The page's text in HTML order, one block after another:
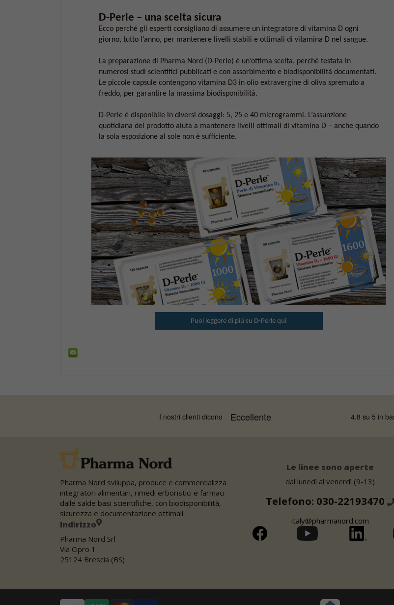
D-Perle – una scelta sicura
Ecco perché gli esperti consigliano di assumere un integratore di vitamina D ogni
giorno, tutto l’anno, per mantenere livelli stabili e ottimali di vitamina D nel sangue.
La preparazione di Pharma Nord (D-Perle) è un’ottima scelta, perché testata in
numerosi studi scientifici pubblicati e con assorbimento e biodisponibilità documentati.
Le piccole capsule contengono vitamina D3 in olio extravergine di oliva spremuto a
freddo, per garantire la massima biodisponibilità.
D-Perle è disponibile in diversi dosaggi: 5, 25 e 40 microgrammi. L’assunzione
quotidiana del prodotto aiuta a mantenere livelli ottimali di vitamina D – anche quando
la sola esposizione al sole non è sufficiente.
Puoi leggere di più su D-Perle qui
Pharma Nord sviluppa, produce e commercializza
integratori alimentari, rimedi erboristici e farmaci
dalle salde basi scientifiche, con biodisponibilità,
sicurezza e documentazione ottimali.
Indirizzo
Pharma Nord Srl
Via Cipro 1
25124 Brescia (BS)
Le linee sono aperte
dal lunedì al venerdì (9-13)
Telefono: 030-22193470
italy@pharmanord.com